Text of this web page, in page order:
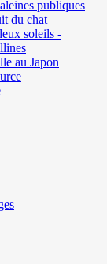
publiques
du chat
soleils -
au Japon